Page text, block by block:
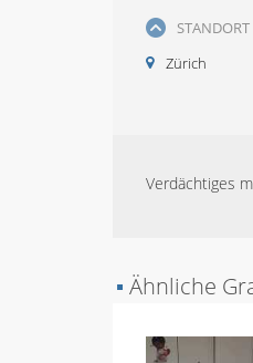
STANDORT
Zürich
Verdächtiges
▪ Ähnliche